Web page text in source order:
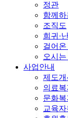
정관
함께
조직도
희귀·
걸어온
오시는
사업안내
제도개
의료
문화
교육